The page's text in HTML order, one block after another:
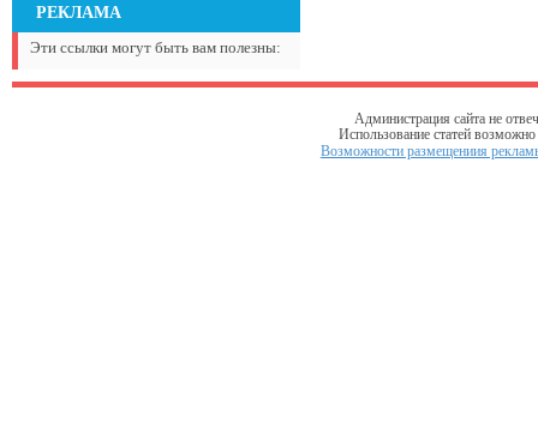
РЕКЛАМА
Эти ссылки могут быть вам полезны:
Администрация сайта не
Использование статей
Возможности размещениия